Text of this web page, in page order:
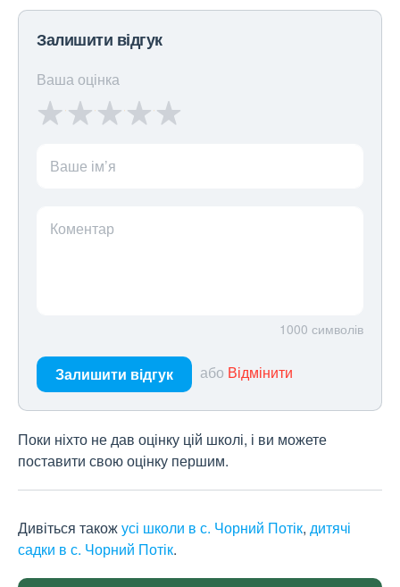
Залишити відгук
Ваша оцінка
Ваше ім’я
Коментар
1000 символів
Залишити відгук або Відмінити
Поки ніхто не дав оцінку цій школі, і ви можете
поставити свою оцінку першим.
Дивіться такожусі школи в с. Чорний Потік, дитячі
садки в с. Чорний Потік.